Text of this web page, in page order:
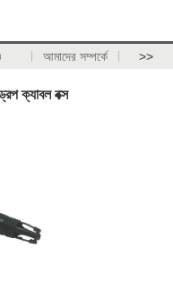
আমাদের সম্পর্কে >>
ক্যাবল বক্স